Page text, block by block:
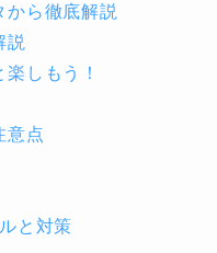
から徹底解説
説
しもう！
意点
と対策